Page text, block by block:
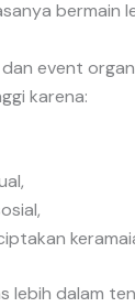
bermain
event
karena:
lebih dalam